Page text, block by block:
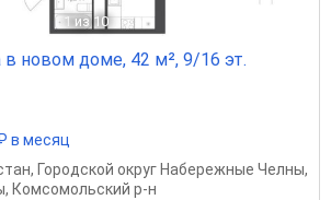
1 из 10
в новом доме, 42 м², 9/16 эт.
в месяц
, Городской округ Набережные Челны,
, Комсомольский р-н